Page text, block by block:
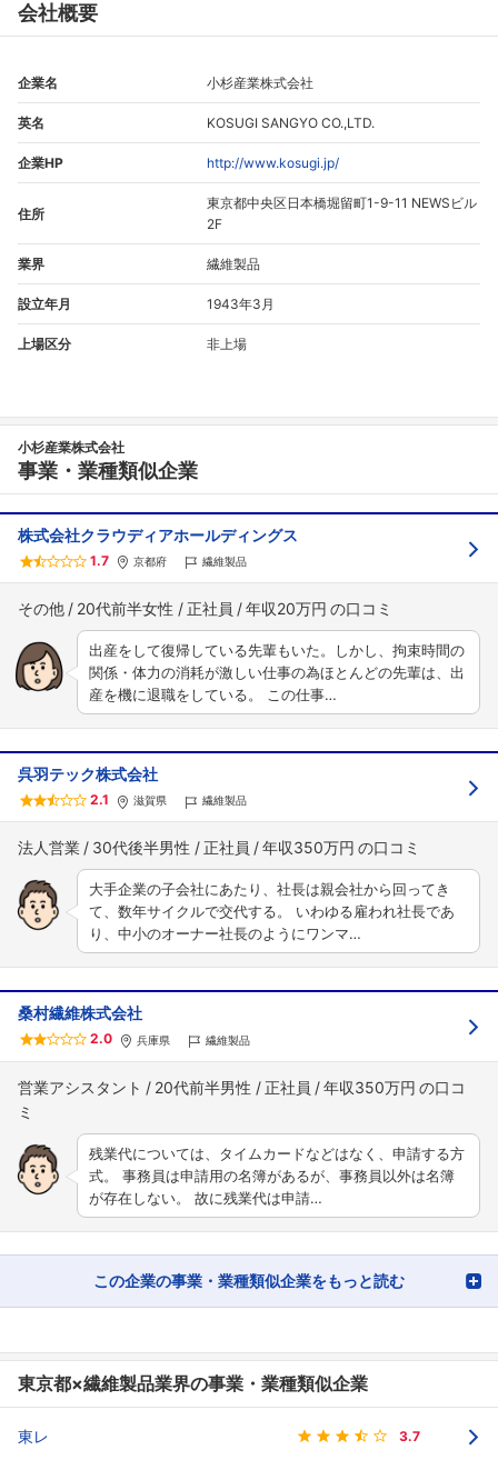
会社概要
企業名 小杉産業株式会社
英名 KOSUGI SANGYO CO.,LTD.
企業HP http://www.kosugi.jp/
住所
東京都中央区日本橋堀留町1-9-11 NEWSビル
2F
業界 繊維製品
設立年月 1943年3月
上場区分 非上場
小杉産業株式会社
事業・業種類似企業
株式会社クラウディアホールディングス
1.7 京都府 繊維製品
その他 20代前半女性 正社員 年収20万円
出産をして復帰している先輩もいた。しかし、拘束時間の
関係・体力の消耗が激しい仕事の為ほとんどの先輩は、出
産を機に退職をしている。 この仕事…
呉羽テック株式会社
2.1 滋賀県 繊維製品
法人営業 30代後半男性 正社員 年収350万円
大手企業の子会社にあたり、社長は親会社から回ってき
て、数年サイクルで交代する。 いわゆる雇われ社長であ
り、中小のオーナー社長のようにワンマ…
桑村繊維株式会社
2.0 兵庫県 繊維製品
営業アシスタント 20代前半男性 正社員 年収350万円
残業代については、タイムカードなどはなく、申請する方
式。 事務員は申請用の名簿があるが、事務員以外は名簿
が存在しない。 故に残業代は申請…
この企業の事業・業種類似企業をもっと読む
東京都×繊維製品業界の事業・業種類似企業
東レ 3.7